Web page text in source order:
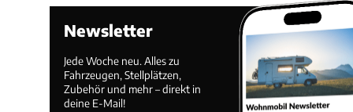
Newsletter
Jede Woche neu. Alles zu
Fahrzeugen, Stellplätzen,
Zubehör und mehr – direkt in
deine E-Mail!